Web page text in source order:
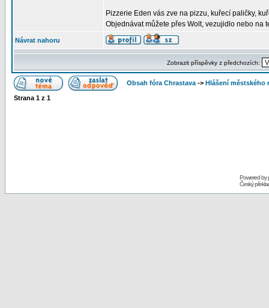
Pizzerie Eden vás zve na pizzu, kuřecí paličky,
Objednávat můžete přes Wolt, vezujidlo nebo na
Návrat nahoru
Zobrazit příspěvky z předchozích:
Obsah fóra Chrastava -> Hlášení městského
Strana 1 z 1
Powered by
Český